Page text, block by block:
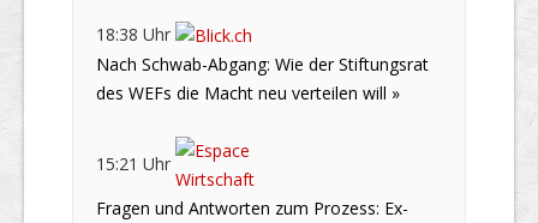
18:38 Uhr
Nach Schwab-Abgang: Wie der Stiftungsrat
des WEFs die Macht neu verteilen will »
15:21 Uhr
Fragen und Antworten zum Prozess: Ex-